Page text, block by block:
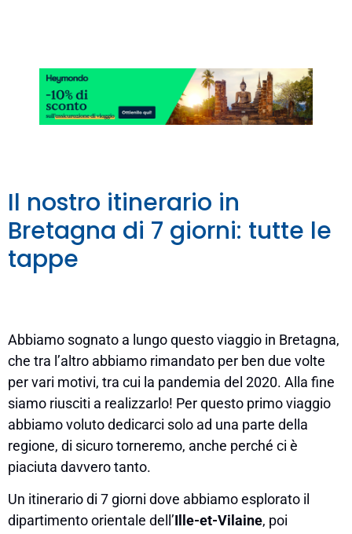
Il nostro itinerario in
Bretagna di 7 giorni: tutte le
tappe
Abbiamo sognato a lungo questo viaggio in Bretagna,
che tra l’altro abbiamo rimandato per ben due volte
per vari motivi, tra cui la pandemia del 2020. Alla fine
siamo riusciti a realizzarlo! Per questo primo viaggio
abbiamo voluto dedicarci solo ad una parte della
regione, di sicuro torneremo, anche perché ci è
piaciuta davvero tanto.
Un itinerario di 7 giorni dove abbiamo esplorato il
dipartimento orientale dell’Ille-et-Vilaine, poi